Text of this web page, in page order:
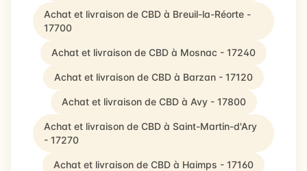
Achat et livraison de CBD à Breuil-la-Réorte -
17700
Achat et livraison de CBD à Mosnac - 17240
Achat et livraison de CBD à Barzan - 17120
Achat et livraison de CBD à Avy - 17800
Achat et livraison de CBD à Saint-Martin-d'Ary
- 17270
Achat et livraison de CBD à Haimps - 17160